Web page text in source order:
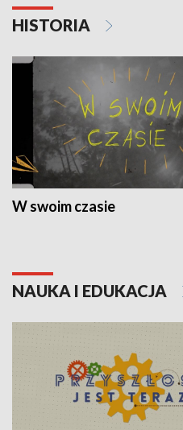
HISTORIA
W swoim czasie
NAUKA I EDUKACJA